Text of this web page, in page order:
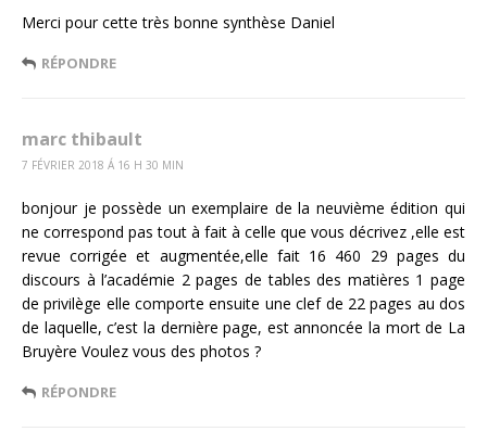
Merci pour cette très bonne synthèse Daniel
RÉPONDRE
marc thibault
7 FÉVRIER 2018 Á 16 H 30 MIN
bonjour je possède un exemplaire de la neuvième édition qui
ne correspond pas tout à fait à celle que vous décrivez ,elle est
revue corrigée et augmentée,elle fait 16 460 29 pages du
discours à l’académie 2 pages de tables des matières 1 page
de privilège elle comporte ensuite une clef de 22 pages au dos
de laquelle, c’est la dernière page, est annoncée la mort de La
Bruyère Voulez vous des photos ?
RÉPONDRE